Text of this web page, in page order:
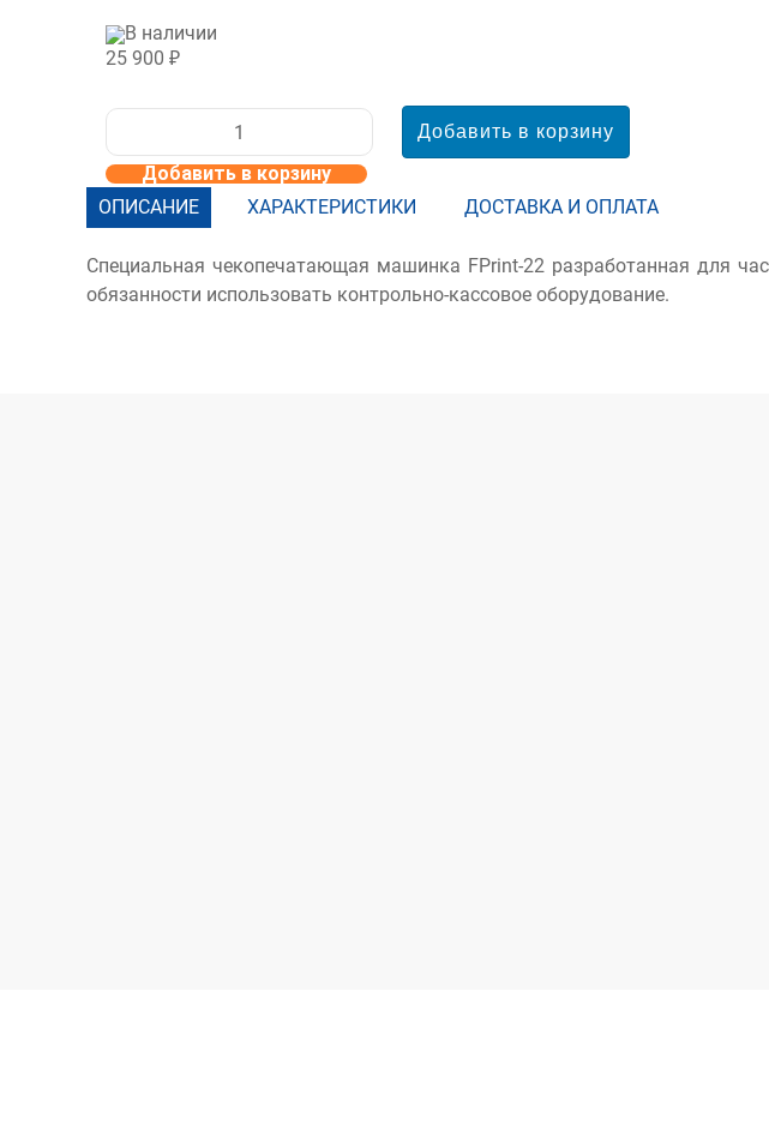
В наличии
25 900 ₽
Добавить в корзину
ОПИСАНИЕ
ХАРАКТЕРИСТИКИ ДОСТАВКА И ОПЛАТА
Специальная чекопечатающая машинка FPrint-22 разработанная для
обязанности использовать контрольно-кассовое оборудование.